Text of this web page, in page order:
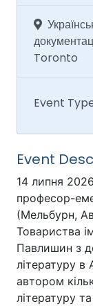
Toronto
Event
Event
14 липня
професор-
(Мельбурн,
Товариства
Павлишин з
літературу
автором
літературу